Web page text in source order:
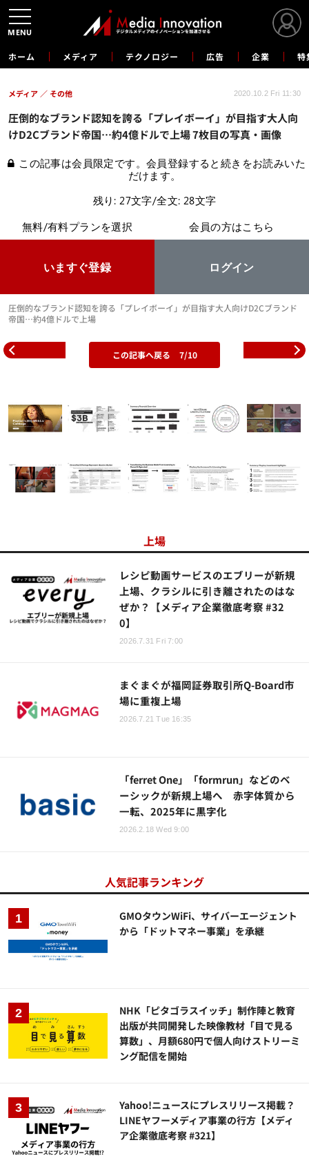
ホーム メディア テクノロジー 広告 企業 特
圧倒的なブランド認知を誇る「プレイボーイ」が目指す大人向
けD2Cブランド帝国…約4億ドルで上場 7枚目の写真・画像
メディア その他 2020.10.2 Fri 11:30
この記事は会員限定です。会員登録すると続きをお読みいた
だけます。
残り: 27文字/全文: 28文字
無料/有料プランを選択
いますぐ登録
会員の方はこちら
ログイン
圧倒的なブランド認知を誇る「プレイボーイ」が目指す大人向けD2Cブランド
帝国…約4億ドルで上場
この記事へ戻る 7/10
上場
レシピ動画サービスのエブリーが新規
上場、クラシルに引き離されたのはな
ぜか？【メディア企業徹底考察 #32
0】
2026.7.31 Fri 7:00
まぐまぐが福岡証券取引所Q-Board市
場に重複上場
2026.7.21 Tue 16:35
「ferret One」「formrun」などのベ
ーシックが新規上場へ 赤字体質から
一転、2025年に黒字化
2026.2.18 Wed 9:00
人気記事ランキング
GMOタウンWiFi、サイバーエージェント
から「ドットマネー事業」を承継
NHK「ピタゴラスイッチ」制作陣と教育
出版が共同開発した映像教材「目で見る
算数」、月額680円で個人向けストリーミ
ング配信を開始
Yahoo!ニュースにプレスリリース掲載？
LINEヤフーメディア事業の行方【メディ
ア企業徹底考察 #321】
MENU